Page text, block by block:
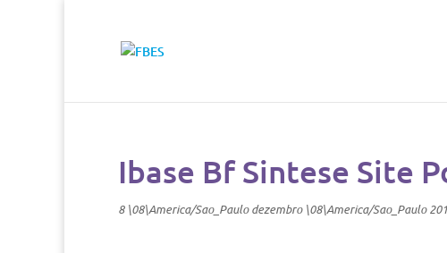
Ibase Bf Sintese Site
8 \08\America/Sao_Paulo dezembro \08\America/Sao_Paulo